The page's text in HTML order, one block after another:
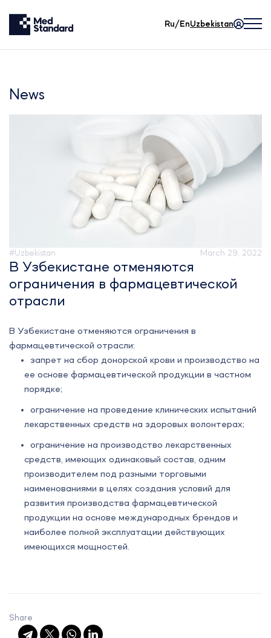
Ru/EnUzbekistan
News
#Uzbekistan March 29, 2022
В Узбекистане отменяются
ограничения в фармацевтической
отрасли
В Узбекистане отменяются ограничения в
фармацевтической отрасли:
запрет на сбор донорской крови и производство на
ее основе фармацевтической продукции в частном
порядке;
ограничение на проведение клинических испытаний
лекарственных средств на здоровых волонтерах;
ограничение на производство лекарственных
средств, имеющих одинаковый состав, одним
производителем под разными торговыми
наименованиями в целях создания условий для
развития производства фармацевтической
продукции на основе международных брендов и
наиболее полной эксплуатации действующих
имеющихся мощностей.
Share